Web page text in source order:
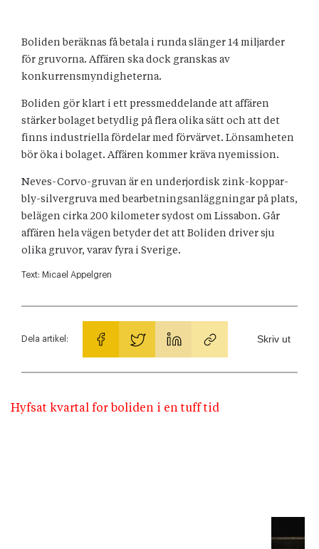
Boliden beräknas få betala i runda slänger 14 miljarder
för gruvorna. Affären ska dock granskas av
konkurrensmyndigheterna.
Boliden gör klart i ett pressmeddelande att affären
stärker bolaget betydlig på flera olika sätt och att det
finns industriella fördelar med förvärvet. Lönsamheten
bör öka i bolaget. Affären kommer kräva nyemission.
Neves-Corvo-gruvan är en underjordisk zink-koppar-
bly-silvergruva med bearbetningsanläggningar på plats,
belägen cirka 200 kilometer sydost om Lissabon. Går
affären hela vägen betyder det att Boliden driver sju
olika gruvor, varav fyra i Sverige.
Text: Micael Appelgren
Dela artikel: Skriv ut
Hyfsat kvartal for boliden i en tuff tid